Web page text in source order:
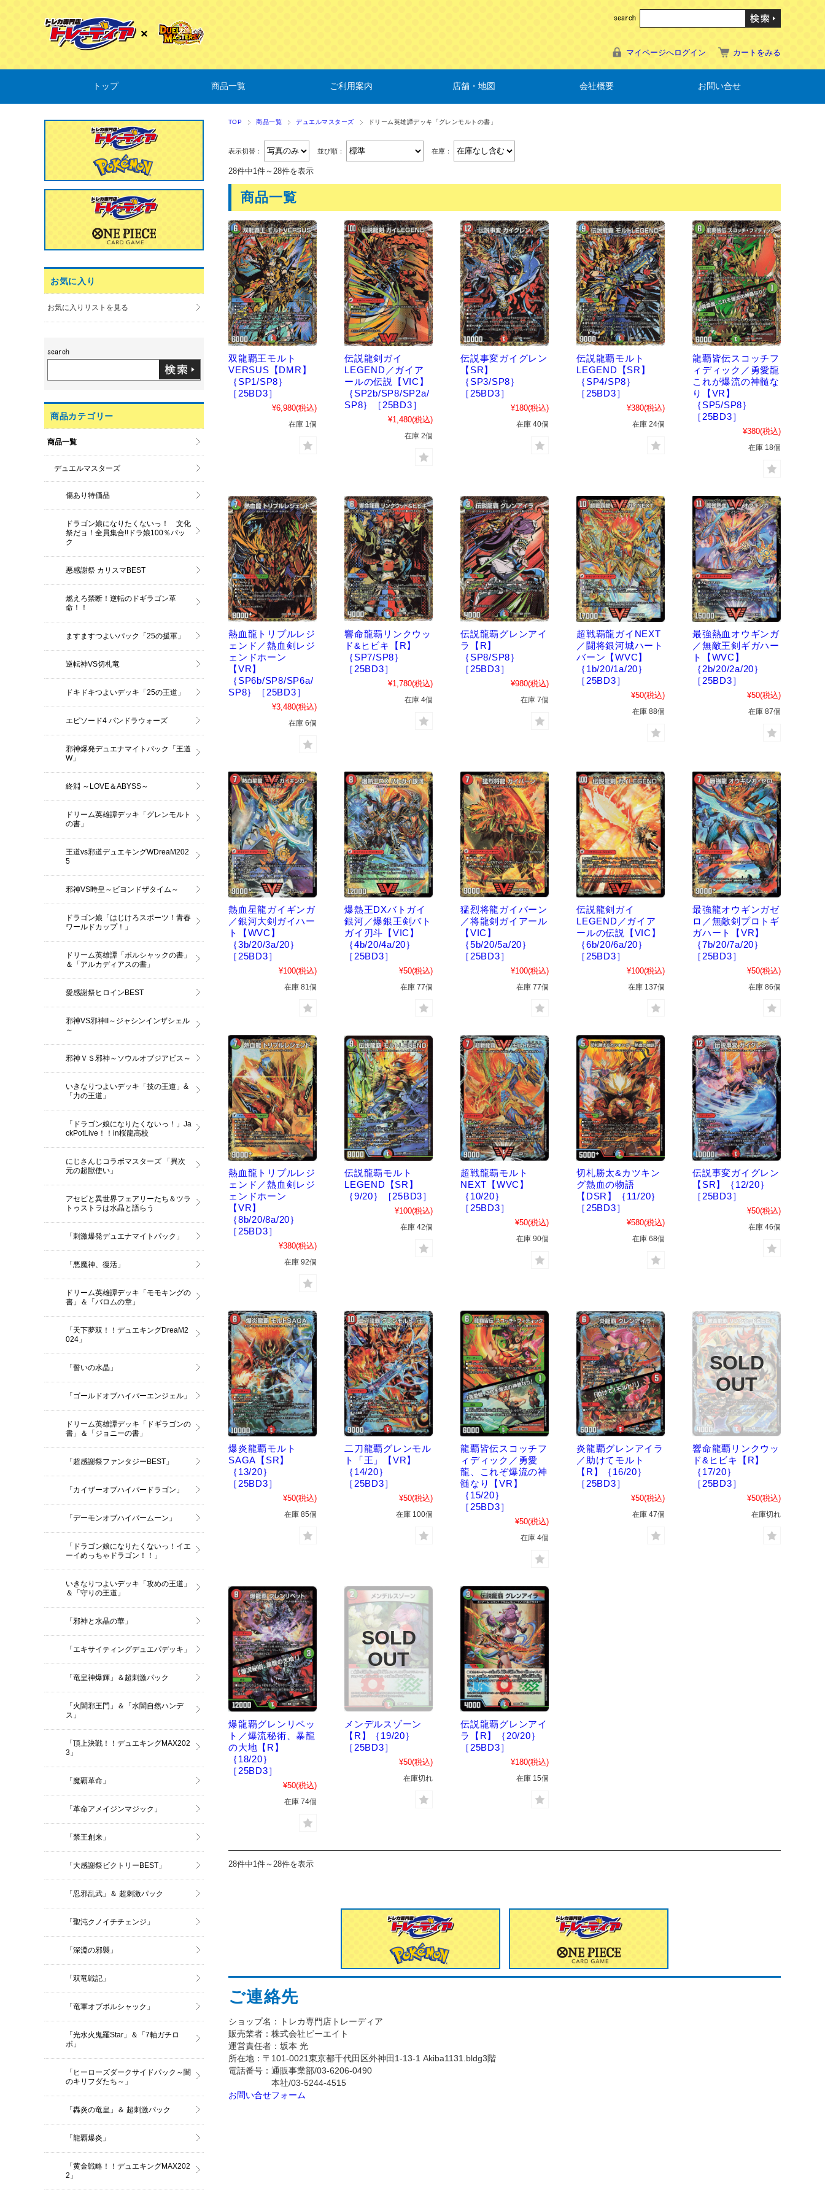
マイページへログイン カートをみる
トップ 商品一覧 ご利用案内 店舗・地図 会社概要 お問い合せ
TOP 商品一覧 デュエルマスターズ ドリーム英雄譚デッキ「グレンモルトの書」
表示切替： 並び順： 在庫：
28件中1件～28件を表示
商品一覧
双龍覇王モルト
VERSUS【DMR】
｛SP1/SP8｝
［25BD3］
¥6,980(税込)
在庫 1個
伝説龍剣ガイ
LEGEND／ガイア
ールの伝説【VIC】
｛SP2b/SP8/SP2a/
SP8｝［25BD3］
¥1,480(税込)
在庫 2個
伝説事変ガイグレン
【SR】
｛SP3/SP8｝
［25BD3］
¥180(税込)
在庫 40個
伝説龍覇モルト
LEGEND【SR】
｛SP4/SP8｝
［25BD3］
¥380(税込)
在庫 24個
龍覇皆伝スコッチフ
ィディック／勇愛龍
これが爆流の神髄な
り【VR】
｛SP5/SP8｝
［25BD3］
¥380(税込)
在庫 18個
熱血龍トリプルレジ
ェンド／熱血剣レジ
ェンドホーン
【VR】
｛SP6b/SP8/SP6a/
SP8｝［25BD3］
¥3,480(税込)
在庫 6個
響命龍覇リンクウッ
ド&ヒビキ【R】
｛SP7/SP8｝
［25BD3］
¥1,780(税込)
在庫 4個
伝説龍覇グレンアイ
ラ【R】
｛SP8/SP8｝
［25BD3］
¥980(税込)
在庫 7個
超戦覇龍ガイNEXT
／闘将銀河城ハート
バーン【WVC】
｛1b/20/1a/20｝
［25BD3］
¥50(税込)
在庫 88個
最強熱血オウギンガ
／無敵王剣ギガハー
ト【WVC】
｛2b/20/2a/20｝
［25BD3］
¥50(税込)
在庫 87個
熱血星龍ガイギンガ
／銀河大剣ガイハー
ト【WVC】
｛3b/20/3a/20｝
［25BD3］
¥100(税込)
在庫 81個
爆熱王DXバトガイ
銀河／爆銀王剣バト
ガイ刃斗【VIC】
｛4b/20/4a/20｝
［25BD3］
¥50(税込)
在庫 77個
猛烈将龍ガイバーン
／将龍剣ガイアール
【VIC】
｛5b/20/5a/20｝
［25BD3］
¥100(税込)
在庫 77個
伝説龍剣ガイ
LEGEND／ガイア
ールの伝説【VIC】
｛6b/20/6a/20｝
［25BD3］
¥100(税込)
在庫 137個
最強龍オウギンガゼ
ロ／無敵剣プロトギ
ガハート【VR】
｛7b/20/7a/20｝
［25BD3］
¥50(税込)
在庫 86個
熱血龍トリプルレジ
ェンド／熱血剣レジ
ェンドホーン
【VR】
｛8b/20/8a/20｝
［25BD3］
¥380(税込)
在庫 92個
伝説龍覇モルト
LEGEND【SR】
｛9/20｝［25BD3］
¥100(税込)
在庫 42個
超戦龍覇モルト
NEXT【WVC】
｛10/20｝
［25BD3］
¥50(税込)
在庫 90個
切札勝太&カツキン
グ熱血の物語
【DSR】｛11/20｝
［25BD3］
¥580(税込)
在庫 68個
伝説事変ガイグレン
【SR】｛12/20｝
［25BD3］
¥50(税込)
在庫 46個
爆炎龍覇モルト
SAGA【SR】
｛13/20｝
［25BD3］
¥50(税込)
在庫 85個
二刀龍覇グレンモル
ト「王」【VR】
｛14/20｝
［25BD3］
¥50(税込)
在庫 100個
龍覇皆伝スコッチフ
ィディック／勇愛
龍、これぞ爆流の神
髄なり【VR】
｛15/20｝
［25BD3］
¥50(税込)
在庫 4個
炎龍覇グレンアイラ
／助けてモルト
【R】｛16/20｝
［25BD3］
¥50(税込)
在庫 47個
響命龍覇リンクウッ
ド&ヒビキ【R】
｛17/20｝
［25BD3］
¥50(税込)
在庫切れ
爆龍覇グレンリベッ
ト／爆流秘術、暴龍
の大地【R】
｛18/20｝
［25BD3］
¥50(税込)
在庫 74個
メンデルスゾーン
【R】｛19/20｝
［25BD3］
¥50(税込)
在庫切れ
伝説龍覇グレンアイ
ラ【R】｛20/20｝
［25BD3］
¥180(税込)
在庫 15個
28件中1件～28件を表示
ご連絡先
ショップ名：トレカ専門店トレーディア
販売業者：株式会社ビーエイト
運営責任者：坂本 光
所在地：〒101-0021東京都千代田区外神田1-13-1 Akiba1131.bldg3階
電話番号：通販事業部/03-6206-0490
本社/03-5244-4515
お問い合せフォーム
お気に入り
お気に入りリストを見る
商品カテゴリー
商品一覧
デュエルマスターズ
傷あり特価品
ドラゴン娘になりたくないっ！ 文化
祭だョ！全員集合!!ドラ娘100％パッ
ク
悪感謝祭 カリスマBEST
燃えろ禁断！逆転のドギラゴン革
命！！
ますますつよいパック「25の援軍」
逆転神VS切札竜
ドキドキつよいデッキ「25の王道」
エピソード4 パンドラウォーズ
邪神爆発デュエナマイトパック「王道
W」
終淵 ～LOVE＆ABYSS～
ドリーム英雄譚デッキ「グレンモルト
の書」
王道vs邪道デュエキングWDreaM202
5
邪神VS時皇～ビヨンドザタイム～
ドラゴン娘「はじけろスポーツ！青春
ワールドカップ！」
ドリーム英雄譚「ボルシャックの書」
＆「アルカディアスの書」
愛感謝祭ヒロインBEST
邪神VS邪神II～ジャシンインザシェル
～
邪神ＶＳ邪神～ソウルオブジアビス～
いきなりつよいデッキ「技の王道」&
「力の王道」
「ドラゴン娘になりたくないっ！」Ja
ckPotLive！！in桜龍高校
にじさんじコラボマスターズ 「異次
元の超獣使い」
アセビと異世界フェアリーたち＆ツラ
トゥストラは水晶と語らう
「刺激爆発デュエナマイトパック」
「悪魔神、復活」
ドリーム英雄譚デッキ「モモキングの
書」＆「バロムの章」
「天下夢双！！デュエキングDreaM2
024」
「誓いの水晶」
「ゴールドオブハイパーエンジェル」
ドリーム英雄譚デッキ「ドギラゴンの
書」＆「ジョニーの書」
「超感謝祭ファンタジーBEST」
「カイザーオブハイパードラゴン」
「デーモンオブハイパームーン」
「ドラゴン娘になりたくないっ！イエ
ーイめっちゃドラゴン！！」
いきなりつよいデッキ「攻めの王道」
＆「守りの王道」
「邪神と水晶の華」
「エキサイティングデュエパデッキ」
「竜皇神爆輝」＆超刺激パック
「火闇邪王門」＆「水闇自然ハンデ
ス」
「頂上決戦！！デュエキングMAX202
3」
「魔覇革命」
「革命アメイジンマジック」
「禁王創来」
「大感謝祭ビクトリーBEST」
「忍邪乱武」＆ 超刺激パック
「聖沌クノイチチェンジ」
「深淵の邪襲」
「双竜戦記」
「竜軍オブボルシャック」
「光水火鬼羅Star」＆「7軸ガチロ
ボ」
「ヒーローズダークサイドパック～闇
のキリフダたち～」
「轟炎の竜皇」＆ 超刺激パック
「龍覇爆炎」
「黄金戦略！！デュエキングMAX202
2」